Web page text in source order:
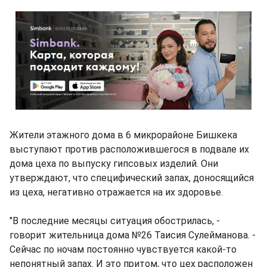
Жители этажного дома в 6 микрорайоне Бишкека
выступают против расположившегося в подвале их
дома цеха по выпуску гипсовых изделий. Они
утверждают, что специфический запах, доносящийся
из цеха, негативно отражается на их здоровье.
"В последние месяцы ситуация обострилась, -
говорит жительница дома №26 Таисия Сулейманова. -
Сейчас по ночам постоянно чувствуется какой-то
непонятный запах. И это притом, что цех расположен